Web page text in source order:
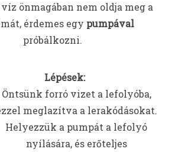
önmagában nem oldja meg a
érdemes egy pumpával
próbálkozni.
Lépések:
Öntsünk forró vizet a lefolyóba,
meglazítva a lerakódásokat.
Helyezzük a pumpát a lefolyó
nyílására, és erőteljes